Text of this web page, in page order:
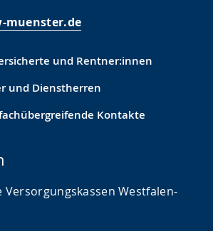
muenster.de
und Rentner:innen
und Dienstherren
Kontakte
Versorgungskassen Westfalen-